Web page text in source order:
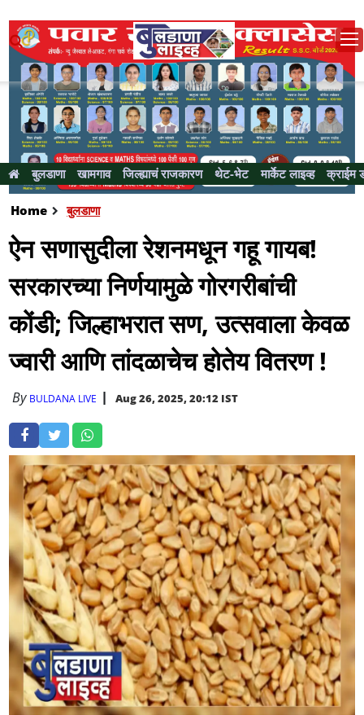
बुलडाणा खामगाव जिल्ह्याचं राजकारण थेट-भेट मार्केट लाइव्ह क्राईम
Home बुलडाणा
ऐन सणासुदीला रेशनमधून गहू गायब!
सरकारच्या निर्णयामुळे गोरगरीबांची
कोंडी; जिल्हाभरात सण, उत्सवाला केवळ
ज्वारी आणि तांदळाचेच हाेतेय वितरण !
By BULDANA LIVE Aug 26, 2025, 20:12 IST